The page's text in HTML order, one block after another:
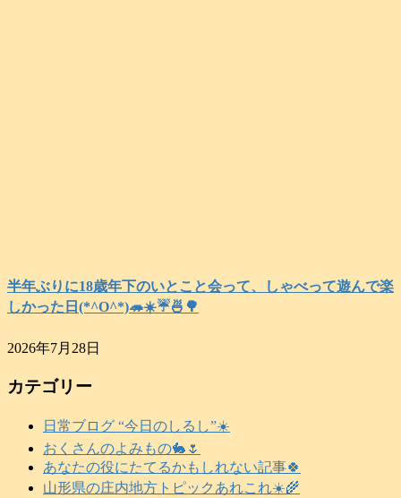
半年ぶりに18歳年下のいとこと会って、しゃべって遊んで楽
しかった日(*^O^*)🦔☀️☔🍜🌳
2026年7月28日
カテゴリー
日常ブログ “今日のしるし”☀️
おくさんのよみもの🐇🌷
あなたの役にたてるかもしれない記事🍀
山形県の庄内地方トピックあれこれ☀️🌾